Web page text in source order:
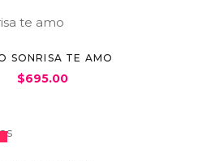
SONRISA TE AMO
$695.00